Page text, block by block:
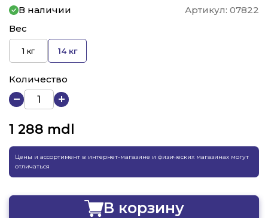
В наличии Артикул: 07822
Вес
1 кг 14 кг
Количество
1 288 mdl
Цены и ассортимент в интернет-магазине и физических магазинах могут
отличаться
В корзину